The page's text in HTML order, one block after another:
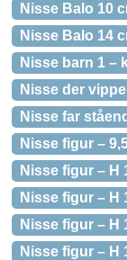
Nisse Balo 10
Nisse Balo 14
Nisse barn 1 –
Nisse der
Nisse far
Nisse figur –
Nisse figur – H
Nisse figur – H
Nisse figur – H
Nisse figur – H